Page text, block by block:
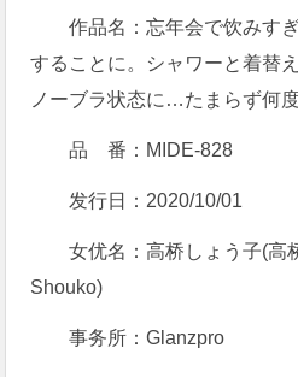
作品名：忘年会で饮みす
することに。シャワーと着替
ノーブラ状态に…たまらず何
品 番：MIDE-828
发行日：2020/10/01
女优名：高桥しょう子(高
Shouko)
事务所：Glanzpro